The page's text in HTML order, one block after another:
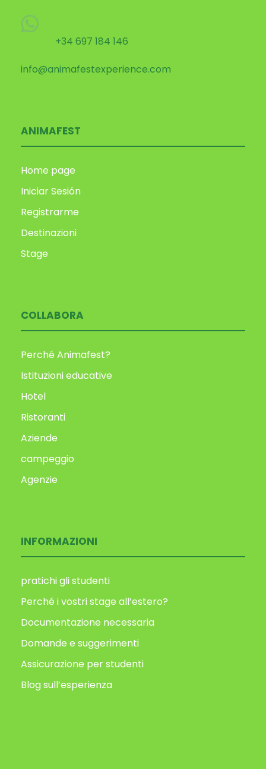
+34 697 184 146
info@animafestexperience.com
ANIMAFEST
Home page
Iniciar Sesión
Registrarme
Destinazioni
Stage
COLLABORA
Perché Animafest?
Istituzioni educative
Hotel
Ristoranti
Aziende
campeggio
Agenzie
INFORMAZIONI
pratichi gli studenti
Perché i vostri stage all’estero?
Documentazione necessaria
Domande e suggerimenti
Assicurazione per studenti
Blog sull’esperienza